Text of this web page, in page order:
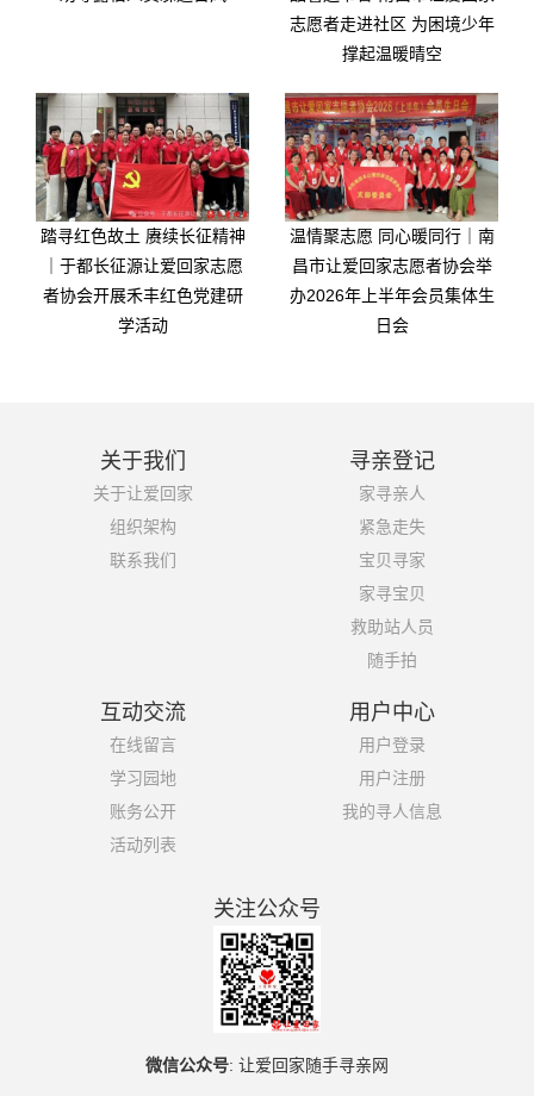
志愿者走进社区 为困境少年
撑起温暖晴空
踏寻红色故土 赓续长征精神
｜于都长征源让爱回家志愿
者协会开展禾丰红色党建研
学活动
温情聚志愿 同心暖同行｜南
昌市让爱回家志愿者协会举
办2026年上半年会员集体生
日会
关于我们
关于让爱回家
组织架构
联系我们
寻亲登记
家寻亲人
紧急走失
宝贝寻家
家寻宝贝
救助站人员
随手拍
互动交流
在线留言
学习园地
账务公开
活动列表
用户中心
用户登录
用户注册
我的寻人信息
关注公众号
微信公众号: 让爱回家随手寻亲网